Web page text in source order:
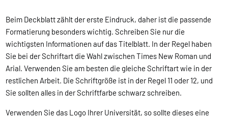
Beim Deckblatt zählt der erste Eindruck, daher ist die passende
Formatierung besonders wichtig. Schreiben Sie nur die
wichtigsten Informationen auf das Titelblatt. In der Regel haben
Sie bei der Schriftart die Wahl zwischen Times New Roman und
Arial. Verwenden Sie am besten die gleiche Schriftart wie in der
restlichen Arbeit. Die Schriftgröße ist in der Regel 11 oder 12, und
Sie sollten alles in der Schriftfarbe schwarz schreiben.
Verwenden Sie das Logo Ihrer Universität, so sollte dieses eine